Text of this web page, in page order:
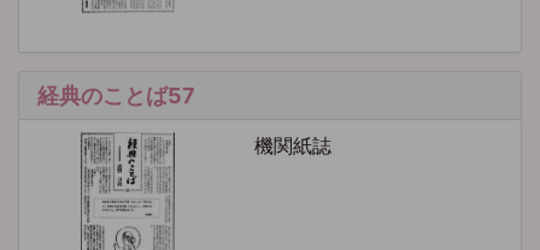
経典のことば57
機関紙誌